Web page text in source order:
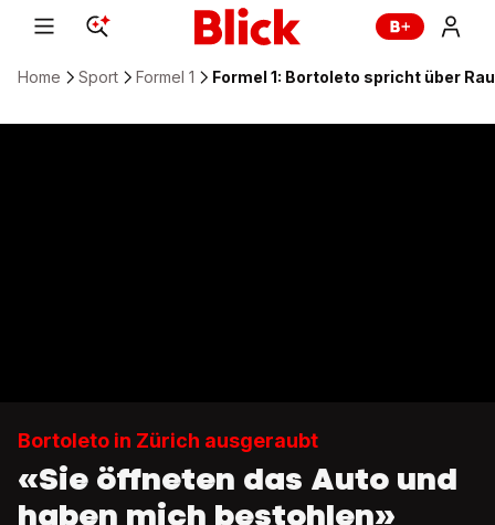
Home Sport Formel 1 Formel 1: Bortoleto spricht über
Bortoleto in Zürich ausgeraubt
«Sie öffneten das Auto und
haben mich bestohlen»